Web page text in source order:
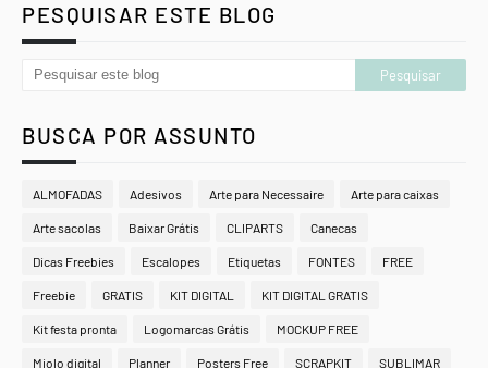
PESQUISAR ESTE BLOG
BUSCA POR ASSUNTO
ALMOFADAS Adesivos Arte para Necessaire Arte para caixas
Arte sacolas Baixar Grátis CLIPARTS Canecas
Dicas Freebies Escalopes Etiquetas FONTES FREE
Freebie GRATIS KIT DIGITAL KIT DIGITAL GRATIS
Kit festa pronta Logomarcas Grátis MOCKUP FREE
Miolo digital Planner Posters Free SCRAPKIT SUBLIMAR